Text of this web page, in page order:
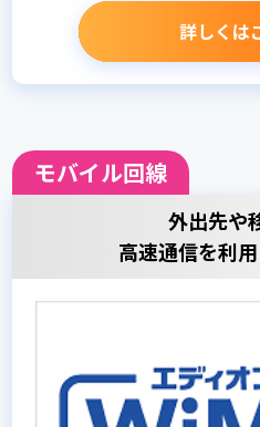
詳しくは
モバイル回線
外出先や
高速通信を利